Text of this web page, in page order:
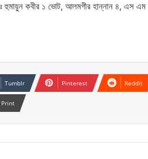
হুমায়ুন কবীর ১ ভোট, আলমগীর হান্নান ৪, এস
Tumblr Pinterest Reddit
Print